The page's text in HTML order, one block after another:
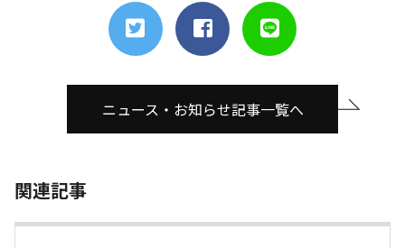
ニュース・お知らせ記事一覧へ
関連記事